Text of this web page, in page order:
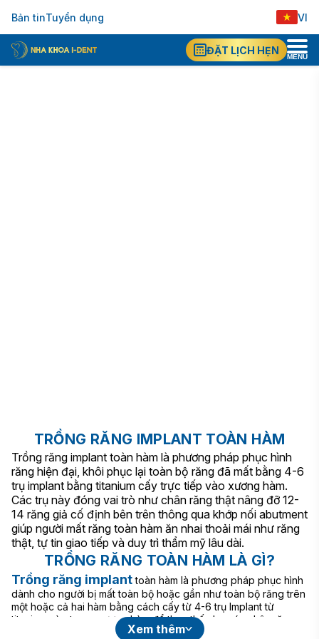
Bản tinTuyển dụng
VI
EN
ĐẶT LỊCH HẸN
MENU
TRỒNG RĂNG IMPLANT TOÀN HÀM
Trồng răng implant toàn hàm là phương pháp phục hình
răng hiện đại, khôi phục lại toàn bộ răng đã mất bằng 4-6
trụ implant bằng titanium cấy trực tiếp vào xương hàm.
Các trụ này đóng vai trò như chân răng thật nâng đỡ 12-
14 răng giả cố định bên trên thông qua khớp nối abutment
giúp người mất răng toàn hàm ăn nhai thoải mái như răng
thật, tự tin giao tiếp và duy trì thẩm mỹ lâu dài.
TRỒNG RĂNG TOÀN HÀM LÀ GÌ?
Trồng răng implanttoàn hàm là phương pháp phục hình
dành cho người bị mất toàn bộ hoặc gần như toàn bộ răng trên
một hoặc cả hai hàm bằng cách cấy từ 4-6 trụ Implant từ
titanium vào trong xương hàm để thay thế cho các chân răng
đã mất, sau đó gắn cầu răng sứ hoặc hàm giả cố định thông
Xem thêm